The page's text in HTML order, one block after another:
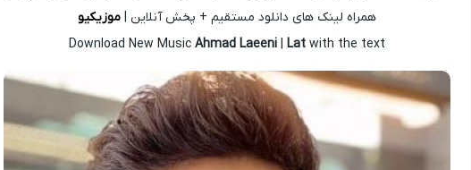
همراه لینک های دانلود مستقیم + پخش آنلاین |موزیکیو
Download New Music Ahmad Laeeni| Lat with the text